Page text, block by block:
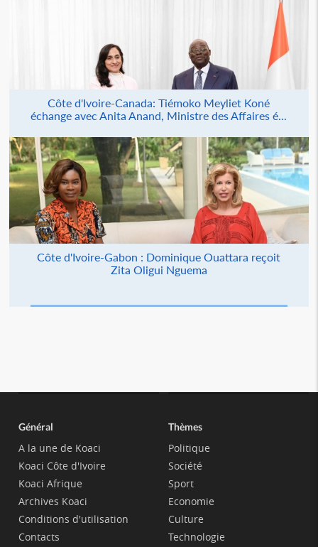
Côte d'Ivoire-Canada: Tiémoko Meyliet Koné
échange avec Anita Anand, Ministre des Affaires é...
Côte d'Ivoire-Gabon : Dominique Ouattara reçoit
Zita Oligui Nguema
Général
A la une de Koaci
Koaci Côte d'Ivoire
Koaci Afrique
Archives Koaci
Conditions d'utilisation
Contacts
Thèmes
Politique
Société
Sport
Economie
Culture
Technologie